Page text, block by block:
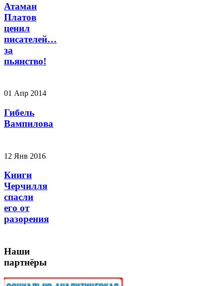
Атаман
Платов
ценил
писателей…
за
пьянство!
01 Апр 2014
Гибель
Вампилова
12 Янв 2016
Книги
Черчилля
спасли
его от
разорения
Наши
партнёры